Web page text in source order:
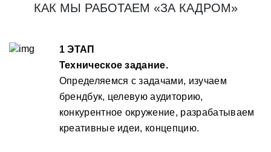
КАК МЫ РАБОТАЕМ «ЗА КАДРОМ»
1 ЭТАП
Техническое задание.
Определяемся с задачами, изучаем
брендбук, целевую аудиторию,
конкурентное окружение, разрабатываем
креативные идеи, концепцию.